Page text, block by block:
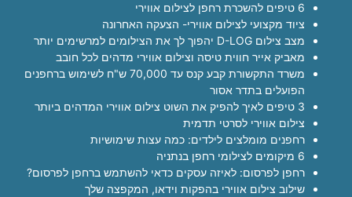
6 טיפים להשכרת רחפן לצילום אווירי
ציוד מקצועי לצילום אווירי- הצעקה האחרונה
מצב צילום D-LOG יהפוך לך את הצילומים למרשימים יותר
מאביק אייר חווית טיסה וצילום אווירי מדהים לכל חובב
משרד התקשורת קבע קנס עד 70,000 ש"ח לשימוש ברחפנים
הפועלים בתדר אסור
3 טיפים לאיך להפיק את השוט צילום אווירי המדהים ביותר
צילום אווירי לסרטי תדמית
רחפנים מומלצים לילדים: כמה עצות שימושיות
6 מיקומים לצילומי רחפן בנתניה
רחפן לפרסום: לאיזה עסקים כדאי להשתמש ברחפן לפרסום?
שילוב צילום אווירי בהפקות וידאו, המקפצה שלך